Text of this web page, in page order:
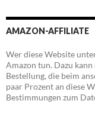
AMAZON-AFFILIATE
Wer diese Website
Amazon tun. Dazu
Bestellung, die beim
paar Prozent an diese
Bestimmungen zum